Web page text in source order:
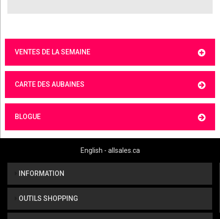
VENTES DE LA SEMAINE
CARTE DES AUBAINES
BLOGUE
English - allsales.ca
INFORMATION
OUTILS SHOPPING